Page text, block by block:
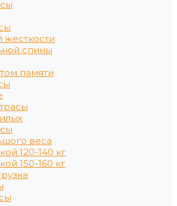
спины
памяти
веса
120-140 кг
150-160 кг